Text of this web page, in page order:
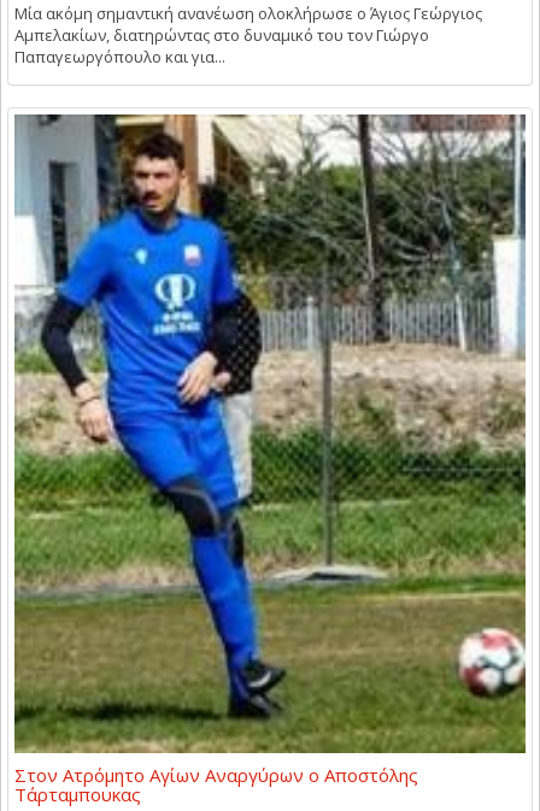
Μία ακόμη σημαντική ανανέωση ολοκλήρωσε ο Άγιος Γεώργιος
Αμπελακίων, διατηρώντας στο δυναμικό του τον Γιώργο
Παπαγεωργόπουλο και για...
Στον Ατρόμητο Αγίων Αναργύρων ο Αποστόλης
Τάρταμπουκας